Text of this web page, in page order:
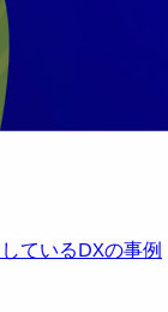
ているDXの事例